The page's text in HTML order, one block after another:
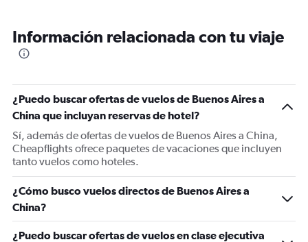
Información relacionada con tu viaje
¿Puedo buscar ofertas de vuelos de Buenos Aires a
China que incluyan reservas de hotel?
Sí, además de ofertas de vuelos de Buenos Aires a China,
Cheapflights ofrece paquetes de vacaciones que incluyen
tanto vuelos como hoteles.
¿Cómo busco vuelos directos de Buenos Aires a
China?
¿Puedo buscar ofertas de vuelos en clase ejecutiva